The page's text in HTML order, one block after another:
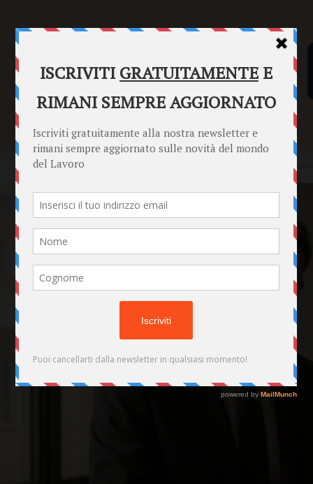
SENTENZE FORMULARI PUNTO INFORMAZIONI
Home News Ordini di servizio e potere direttivo: cosa il